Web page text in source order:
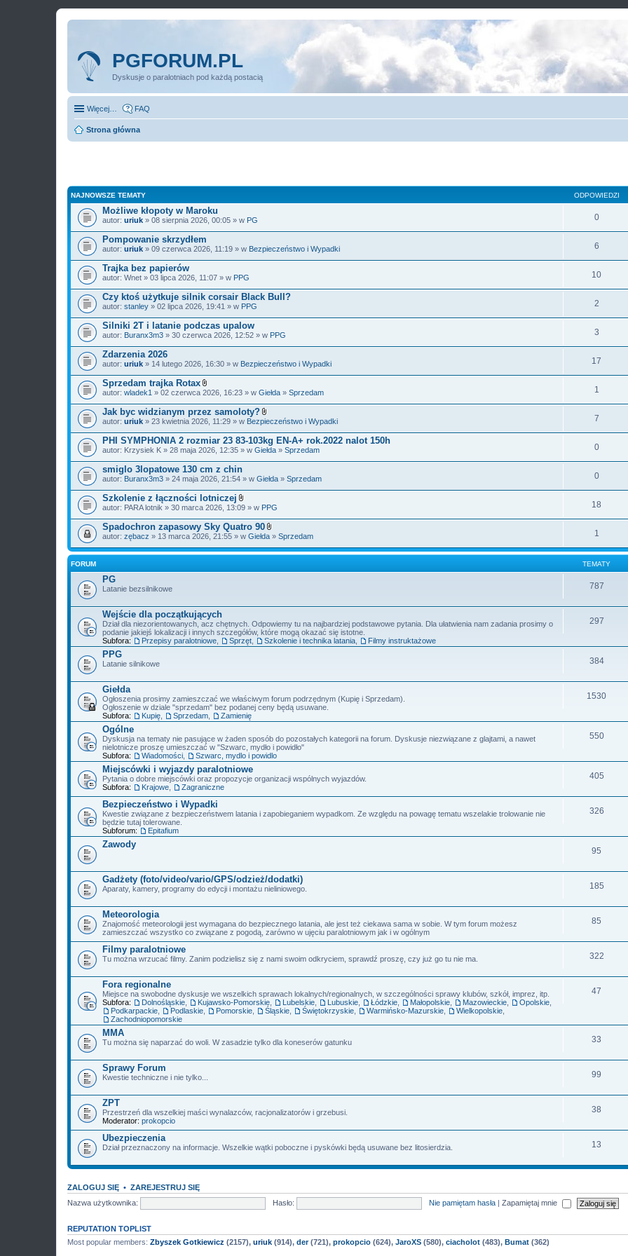
PGFORUM.PL
Dyskusje o paralotniach pod każdą postacią
Więcej… FAQ
Strona główna
NAJNOWSZE TEMATY ODPOWIEDZI
Możliwe kłopoty w Maroku
autor: uriuk » 08 sierpnia 2026, 00:05 » w PG 0
Pompowanie skrzydłem
autor: uriuk » 09 czerwca 2026, 11:19 » w Bezpieczeństwo i Wypadki 6
Trajka bez papierów
autor: Wnet » 03 lipca 2026, 11:07 » w PPG 10
Czy ktoś użytkuje silnik corsair Black Bull?
autor: stanley » 02 lipca 2026, 19:41 » w PPG 2
Silniki 2T i latanie podczas upalow
autor: Buranx3m3 » 30 czerwca 2026, 12:52 » w PPG 3
Zdarzenia 2026
autor: uriuk » 14 lutego 2026, 16:30 » w Bezpieczeństwo i Wypadki 17
Sprzedam trajka Rotax
Z
ł
ą
c
z
n
i
i
autor: wladek1 » 02 czerwca 2026, 16:23 » w Giełda » Sprzedam 1
Jak byc widzianym przez samoloty?
Z
ł
ą
c
z
i
autor: uriuk » 23 kwietnia 2026, 11:29 » w Bezpieczeństwo i Wypadki 7
PHI SYMPHONIA 2 rozmiar 23 83-103kg EN-A+ rok.2022 nalot 150h
autor: Krzysiek K » 28 maja 2026, 12:35 » w Giełda » Sprzedam 0
smiglo 3lopatowe 130 cm z chin
autor: Buranx3m3 » 24 maja 2026, 21:54 » w Giełda » Sprzedam 0
Szkolenie z łączności lotniczej
Z
ł
ą
c
z
n
k
autor: PARA lotnik » 30 marca 2026, 13:09 » w PPG 18
Spadochron zapasowy Sky Quatro 90
Z
ł
i
autor: zębacz » 13 marca 2026, 21:55 » w Giełda » Sprzedam 1
FORUM TEMATY
PG
Latanie bezsilnikowe 787
Wejście dla początkujących
Dział dla niezorientowanych, acz chętnych. Odpowiemy tu na najbardziej podstawowe pytania. Dla ułatwienia nam zadania prosimy o
podanie jakiejś lokalizacji i innych szczegółów, które mogą okazać się istotne.
Subfora:
Przepisy paralotniowe Sprzęt Szkolenie i technika latania Filmy instruktażowe
297
PPG
Latanie silnikowe 384
Giełda
Ogłoszenia prosimy zamieszczać we właściwym forum podrzędnym (Kupię i Sprzedam).
Ogłoszenie w dziale "sprzedam" bez podanej ceny będą usuwane.
Subfora:
Kupię Sprzedam Zamienię
1530
Ogólne
Dyskusja na tematy nie pasujące w żaden sposób do pozostałych kategorii na forum. Dyskusje niezwiązane z glajtami, a nawet
nielotnicze proszę umieszczać w "Szwarc, mydło i powidło"
Subfora:
Wiadomości Szwarc, mydlo i powidlo
550
Miejscówki i wyjazdy paralotniowe
Pytania o dobre miejscówki oraz propozycje organizacji wspólnych wyjazdów.
Subfora:
Krajowe Zagraniczne
405
Bezpieczeństwo i Wypadki
Kwestie związane z bezpieczeństwem latania i zapobieganiem wypadkom. Ze względu na powagę tematu wszelakie trolowanie nie
będzie tutaj tolerowane.
Subforum:
Epitafium
326
Zawody
95
Gadżety (foto/video/vario/GPS/odzież/dodatki)
Aparaty, kamery, programy do edycji i montażu nieliniowego. 185
Meteorologia
Znajomość meteorologii jest wymagana do bezpiecznego latania, ale jest też ciekawa sama w sobie. W tym forum możesz
zamieszczać wszystko co związane z pogodą, zarówno w ujęciu paralotniowym jak i w ogólnym
85
Filmy paralotniowe
Tu można wrzucać filmy. Zanim podzielisz się z nami swoim odkryciem, sprawdź proszę, czy już go tu nie ma. 322
Fora regionalne
Miejsce na swobodne dyskusje we wszelkich sprawach lokalnych/regionalnych, w szczególności sprawy klubów, szkół, imprez, itp.
Subfora:
Dolnośląskie Kujawsko-Pomorskie Lubelskie Lubuskie Łódzkie Małopolskie Mazowieckie Opolskie
Podkarpackie
Podlaskie Pomorskie Śląskie Świętokrzyskie Warmińsko-Mazurskie Wielkopolskie
Zachodniopomorskie
47
MMA
Tu można się naparzać do woli. W zasadzie tylko dla koneserów gatunku 33
Sprawy Forum
Kwestie techniczne i nie tylko... 99
ZPT
Przestrzeń dla wszelkiej maści wynalazców, racjonalizatorów i grzebusi.
Moderator: prokopcio
38
Ubezpieczenia
Dział przeznaczony na informacje. Wszelkie wątki poboczne i pyskówki będą usuwane bez litosierdzia. 13
ZALOGUJ SIĘ • ZAREJESTRUJ SIĘ
Nazwa użytkownika:
Hasło: Nie pamiętam hasła | Zapamiętaj mnie
REPUTATION TOPLIST
Most popular members: Zbyszek Gotkiewicz (2157), uriuk (914), der(721), prokopcio (624), JaroXS (580), ciacholot (483), Bumat (362)